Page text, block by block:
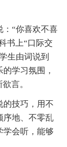
“你喜欢不喜
书上“口际交
生由词说到
学习氛围，
言。
技巧，用不
序地、不零乱
学会听，能够